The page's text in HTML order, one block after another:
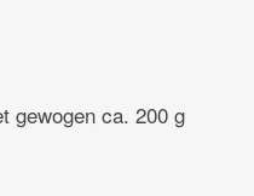
gewogen ca. 200 g